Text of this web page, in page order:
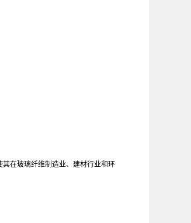
在玻璃纤维制造业、建材行业和环